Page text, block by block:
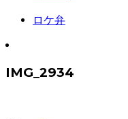
ロケ弁
IMG_2934